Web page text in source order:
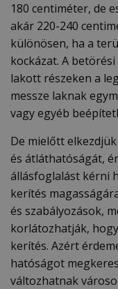
180 centiméter, de
akár 220-240
különösen, ha a
kockázat. A
lakott részeken a
messze laknak
vagy egyéb
De mielőtt
és átláthatóságát,
állásfoglalást kérni
kerítés
és szabályozások,
korlátozhatják,
kerítés. Azért
hatóságot
változhatnak